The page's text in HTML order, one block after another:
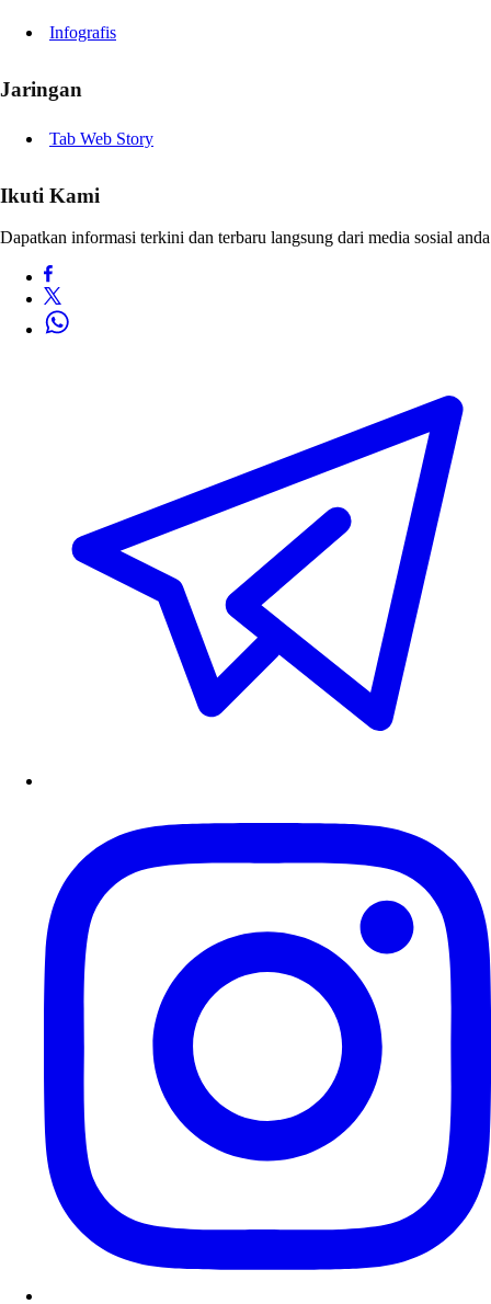
Infografis
Jaringan
Tab Web Story
Ikuti Kami
Dapatkan informasi terkini dan terbaru langsung dari media sosial anda